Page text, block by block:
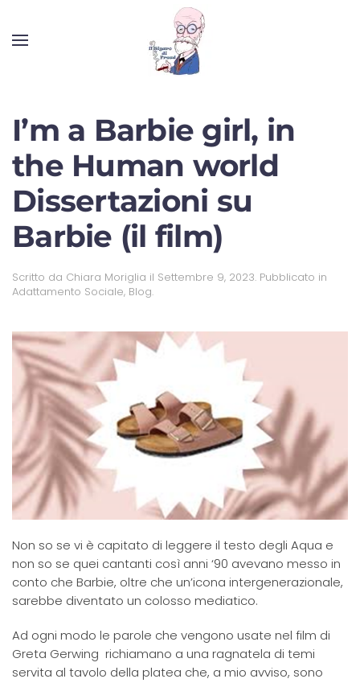
I’m a Barbie girl, in
the Human world
Dissertazioni su
Barbie (il film)
Scritto da Chiara Moriglia il Settembre 9, 2023. Pubblicato in
Adattamento Sociale, Blog.
Non so se vi è capitato di leggere il testo degli Aqua e
non so se quei cantanti così anni ‘90 avevano messo in
conto che Barbie, oltre che un’icona intergenerazionale,
sarebbe diventato un colosso mediatico.
Ad ogni modo le parole che vengono usate nel film di
Greta Gerwing richiamano a una ragnatela di temi
servita al tavolo della platea che, a mio avviso, sono